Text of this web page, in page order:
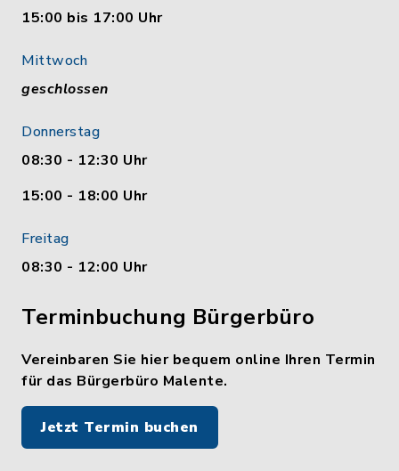
15:00 bis 17:00 Uhr
Mittwoch
geschlossen
Donnerstag
08:30 - 12:30 Uhr
15:00 - 18:00 Uhr
Freitag
08:30 - 12:00 Uhr
Terminbuchung Bürgerbüro
Vereinbaren Sie hier bequem online Ihren Termin
für das Bürgerbüro Malente.
Jetzt Termin buchen